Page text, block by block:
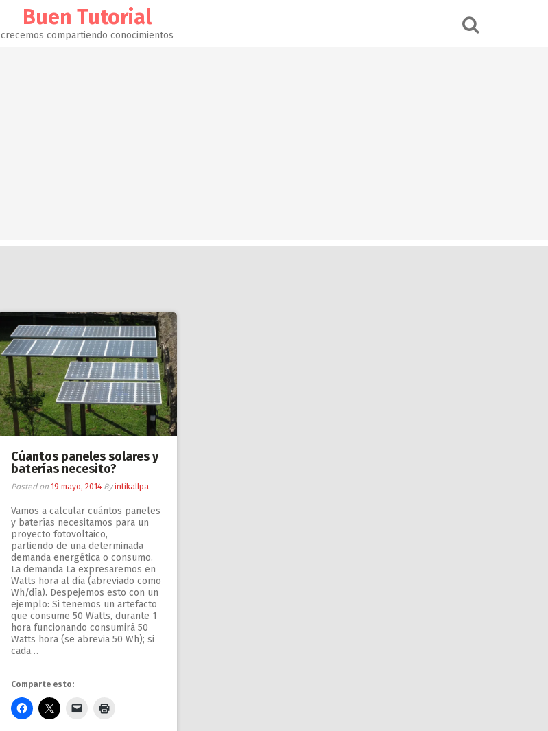
Buen Tutorial
crecemos compartiendo conocimientos
Cúantos paneles solares y
baterías necesito?
Posted on 19 mayo, 2014 Byintikallpa
Vamos a calcular cuántos paneles
y baterías necesitamos para un
proyecto fotovoltaico,
partiendo de una determinada
demanda energética o consumo.
La demanda La expresaremos en
Watts hora al día (abreviado como
Wh/día). Despejemos esto con un
ejemplo: Si tenemos un artefacto
que consume 50 Watts, durante 1
hora funcionando consumirá 50
Watts hora (se abrevia 50 Wh); si
cada…
Comparte esto: